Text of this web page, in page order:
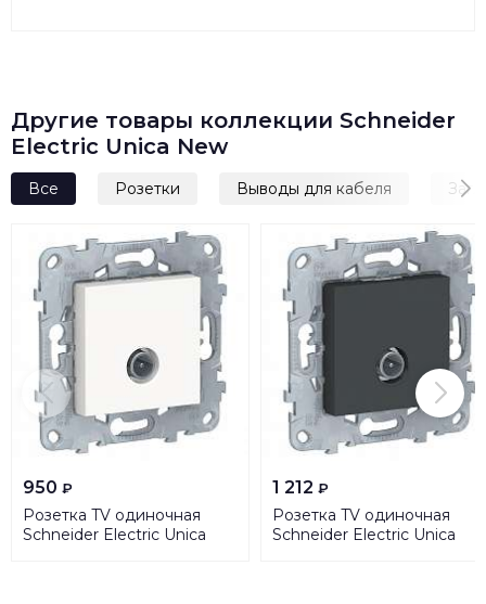
Другие товары коллекции Schneider
Electric Unica New
Все Розетки Выводы для кабеля
950 ₽
Розетка TV одиночная
Schneider Electric Unica
1 212 ₽
Розетка TV одиночная
Schneider Electric Unica